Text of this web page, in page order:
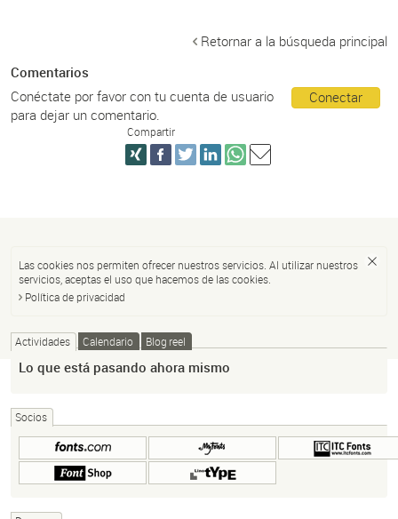
Retornar a la búsqueda principal
Comentarios
Conectar
Conéctate por favor con tu cuenta de usuario
para dejar un comentario.
Compartir
Las cookies nos permiten ofrecer nuestros servicios. Al utilizar nuestros
servicios, aceptas el uso que hacemos de las cookies.
Política de privacidad
Actividades Calendario Blog reel
Lo que está pasando ahora mismo
Socios